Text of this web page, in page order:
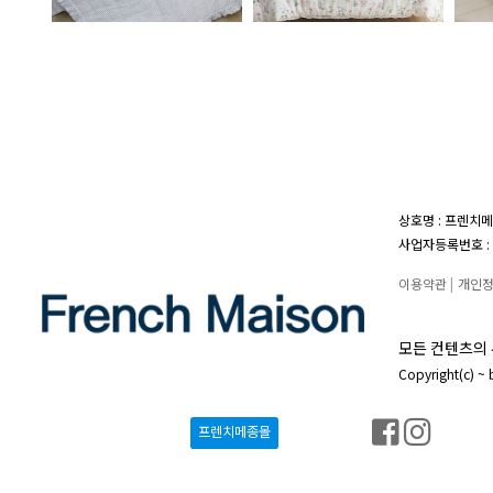
상호명 : 프렌치
사업자등록번
이용약관 | 개인
모든 컨텐츠의
Copyright(c) ~
프렌치메종몰